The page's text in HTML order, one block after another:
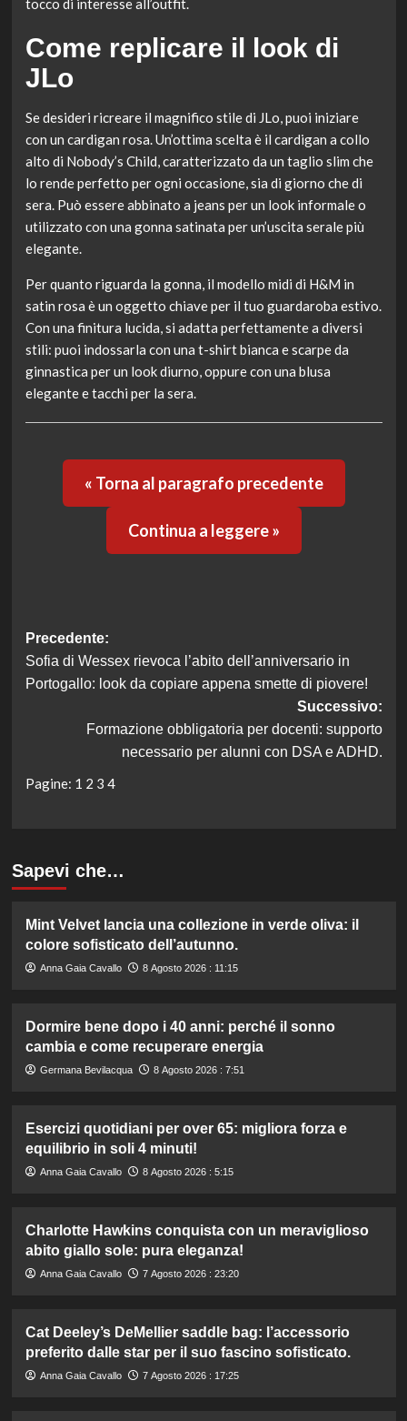
tocco di interesse all’outfit.
Come replicare il look di
JLo
Se desideri ricreare il magnifico stile di JLo, puoi iniziare
con un cardigan rosa. Un’ottima scelta è il cardigan a collo
alto di Nobody’s Child, caratterizzato da un taglio slim che
lo rende perfetto per ogni occasione, sia di giorno che di
sera. Può essere abbinato a jeans per un look informale o
utilizzato con una gonna satinata per un’uscita serale più
elegante.
Per quanto riguarda la gonna, il modello midi di H&M in
satin rosa è un oggetto chiave per il tuo guardaroba estivo.
Con una finitura lucida, si adatta perfettamente a diversi
stili: puoi indossarla con una t-shirt bianca e scarpe da
ginnastica per un look diurno, oppure con una blusa
elegante e tacchi per la sera.
« Torna al paragrafo precedente
Continua a leggere »
Navigazione
articolo
Precedente:
Sofia di Wessex rievoca l’abito dell’anniversario in
Portogallo: look da copiare appena smette di piovere!
Successivo:
Formazione obbligatoria per docenti: supporto
necessario per alunni con DSA e ADHD.
Pagine: 1 2 3 4
Sapevi che…
Mint Velvet lancia una collezione in verde oliva: il
colore sofisticato dell’autunno.
Anna Gaia Cavallo 8 Agosto 2026 : 11:15
Dormire bene dopo i 40 anni: perché il sonno
cambia e come recuperare energia
Germana Bevilacqua 8 Agosto 2026 : 7:51
Esercizi quotidiani per over 65: migliora forza e
equilibrio in soli 4 minuti!
Anna Gaia Cavallo 8 Agosto 2026 : 5:15
Charlotte Hawkins conquista con un meraviglioso
abito giallo sole: pura eleganza!
Anna Gaia Cavallo 7 Agosto 2026 : 23:20
Cat Deeley’s DeMellier saddle bag: l’accessorio
preferito dalle star per il suo fascino sofisticato.
Anna Gaia Cavallo 7 Agosto 2026 : 17:25